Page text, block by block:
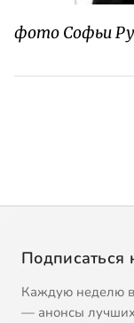
фото Софьи
Подписаться
Каждую неделю
— анонсы